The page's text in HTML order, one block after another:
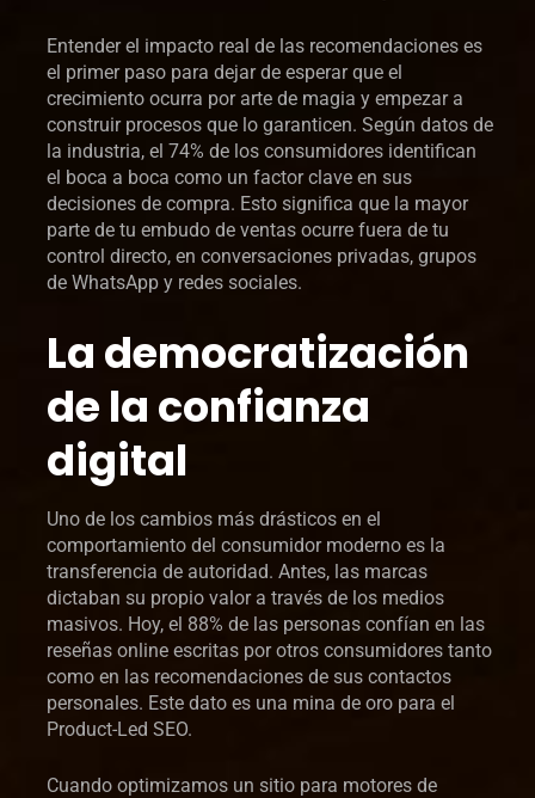
Entender el impacto real de las recomendaciones es
el primer paso para dejar de esperar que el
crecimiento ocurra por arte de magia y empezar a
construir procesos que lo garanticen. Según datos de
la industria, el 74% de los consumidores identifican
el boca a boca como un factor clave en sus
decisiones de compra. Esto significa que la mayor
parte de tu embudo de ventas ocurre fuera de tu
control directo, en conversaciones privadas, grupos
de WhatsApp y redes sociales.
La democratización
de la confianza
digital
Uno de los cambios más drásticos en el
comportamiento del consumidor moderno es la
transferencia de autoridad. Antes, las marcas
dictaban su propio valor a través de los medios
masivos. Hoy, el 88% de las personas confían en las
reseñas online escritas por otros consumidores tanto
como en las recomendaciones de sus contactos
personales. Este dato es una mina de oro para el
Product-Led SEO.
Cuando optimizamos un sitio para motores de